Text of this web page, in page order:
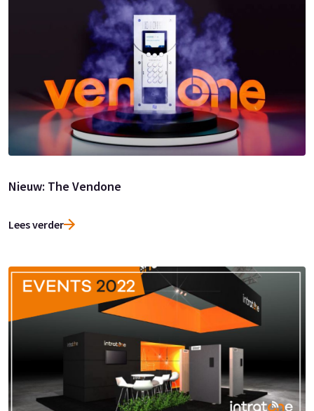
Nieuw: The Vendone
Lees verder